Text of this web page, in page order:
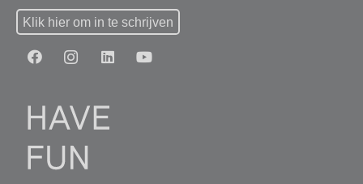
Klik hier om in te schrijven